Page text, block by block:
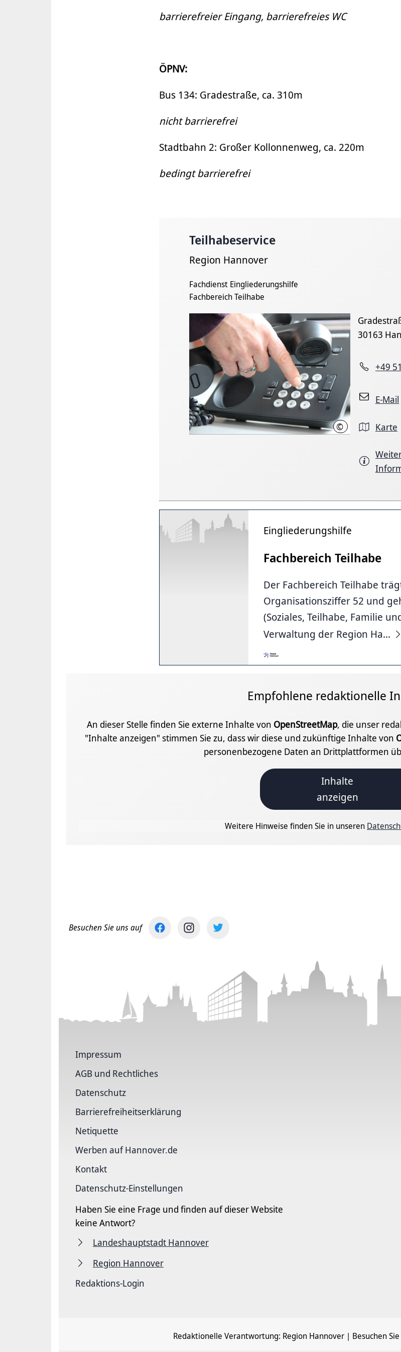
barrierefreier Eingang, barrierefreies WC
ÖPNV:
Bus 134: Gradestraße, ca. 310m
nicht barrierefrei
Stadtbahn 2: Großer Kollonnenweg, ca. 220m
bedingt barrierefrei
Teilhabeservice
Region Hannover
Fachdienst Eingliederungshilfe
Fachbereich Teilhabe
© Maren Lachmund /
30163
+49
E-Mail
Karte
Eingliederungshilfe
Fachbereich Teilhabe
Der Fachbereich Teilhabe
Organisationsziffer 52 und
(Soziales, Teilhabe, Familie
Verwaltung der Region Ha...
Empfohlene redaktionelle
An dieser Stelle finden Sie externe Inhalte von OpenStreetMap, die unser
"Inhalte anzeigen" stimmen Sie zu, dass wir diese und zukünftige Inhalte von
personenbezogene Daten an Drittplattformen
Inhalte
anzeigen
Weitere Hinweise finden Sie in unseren
Besuchen Sie uns auf
Impressum
AGB und Rechtliches
Datenschutz
Barriere­freiheits­erklärung
Netiquette
Werben auf Hannover.de
Kontakt
Datenschutz-Einstellungen
Haben Sie eine Frage und finden auf dieser Website
keine Antwort?
Landeshauptstadt Hannover
Region Hannover
Redaktions-Login
Redaktionelle Verantwortung: Region Hannover | Besuchen